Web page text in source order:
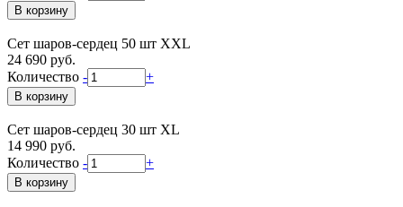
Сет шаров-сердец 50 шт XXL
24 690 руб.
Количество - +
Сет шаров-сердец 30 шт XL
14 990 руб.
Количество - +